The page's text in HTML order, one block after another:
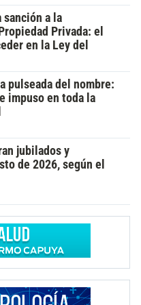
sanción a la
Privada: el
en la Ley del
pulseada del nombre:
impuso en toda la
jubilados y
de 2026, según el